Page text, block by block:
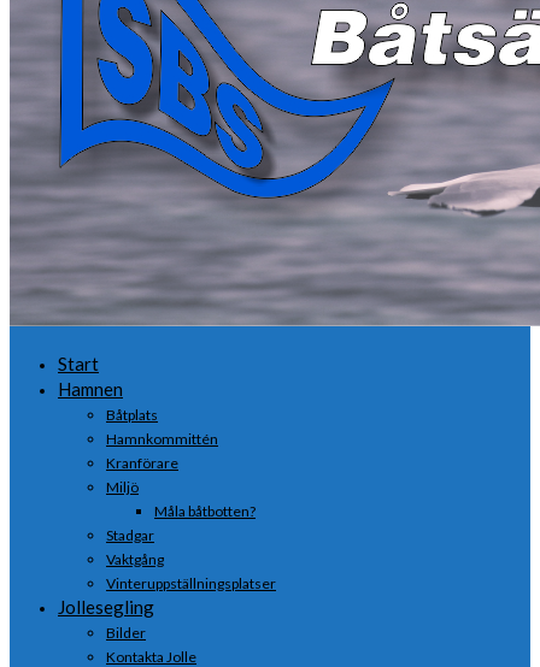
Start
Hamnen
Båtplats
Hamnkommittén
Kranförare
Miljö
Måla båtbotten?
Stadgar
Vaktgång
Vinteruppställningsplatser
Jollesegling
Bilder
Kontakta Jolle